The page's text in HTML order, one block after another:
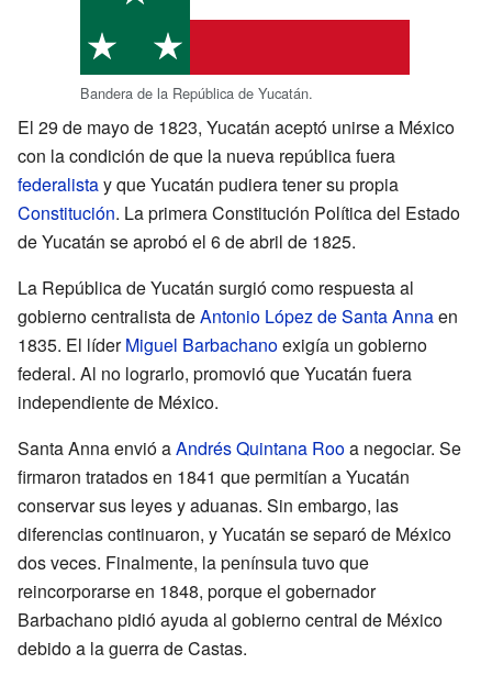
Bandera de la República de Yucatán.
El 29 de mayo de 1823, Yucatán aceptó unirse a México
con la condición de que la nueva república fuera
federalistay que Yucatán pudiera tener su propia
Constitución. La primera Constitución Política del Estado
de Yucatán se aprobó el 6 de abril de 1825.
La República de Yucatán surgió como respuesta al
gobierno centralista deAntonio López de Santa Annaen
1835. El líderMiguel Barbachanoexigía un gobierno
federal. Al no lograrlo, promovió que Yucatán fuera
independiente de México.
Santa Anna envió aAndrés Quintana Rooa negociar. Se
firmaron tratados en 1841 que permitían a Yucatán
conservar sus leyes y aduanas. Sin embargo, las
diferencias continuaron, y Yucatán se separó de México
dos veces. Finalmente, la península tuvo que
reincorporarse en 1848, porque el gobernador
Barbachano pidió ayuda al gobierno central de México
debido a la guerra de Castas.